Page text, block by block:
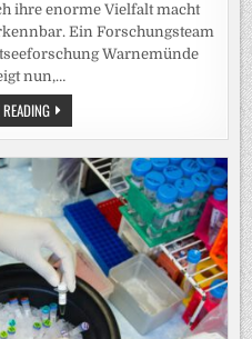
ihre enorme Vielfalt macht
Ein Forschungsteam
Warnemünde
nun,…
ÖKOSYSTEME
LESEN
WIE
EIN
BUCH:
KI-
METHODE
MACHT
VERBORGENE
MUSTER
IN
MIKROBIELLEN
GEMEINSCHAFTEN
DER
WARNOW
SICHTBAR